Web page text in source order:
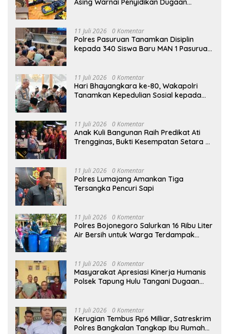
Asing Warnai Penyidikan Dugaan
11 Juli 2026 0 Komentar
Polres Pasuruan Tanamkan Disiplin
kepada 340 Siswa Baru MAN 1 Pasuruan,
11 Juli 2026 0 Komentar
Hari Bhayangkara ke-80, Wakapolri
Tanamkan Kepedulian Sosial kepada
11 Juli 2026 0 Komentar
Anak Kuli Bangunan Raih Predikat Ati
Trengginas, Bukti Kesempatan Setara di
11 Juli 2026 0 Komentar
Polres Lumajang Amankan Tiga
Tersangka Pencuri Sapi
11 Juli 2026 0 Komentar
Polres Bojonegoro Salurkan 16 Ribu Liter
Air Bersih untuk Warga Terdampak
11 Juli 2026 0 Komentar
Masyarakat Apresiasi Kinerja Humanis
Polsek Tapung Hulu Tangani Dugaan
11 Juli 2026 0 Komentar
Kerugian Tembus Rp6 Milliar, Satreskrim
Polres Bangkalan Tangkap Ibu Rumah